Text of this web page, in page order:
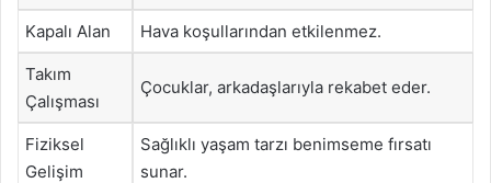
Kapalı Alan Hava koşullarından etkilenmez.
Takım
Çalışması
Çocuklar, arkadaşlarıyla rekabet eder.
Fiziksel
Gelişim
Sağlıklı yaşam tarzı benimseme fırsatı
sunar.